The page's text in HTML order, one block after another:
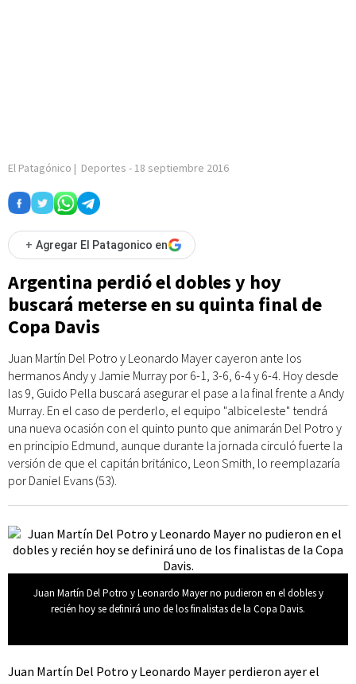
El Patagónico | Deportes - 18 septiembre 2016
+ Agregar El Patagonico en
Argentina perdió el dobles y hoy
buscará meterse en su quinta final de
Copa Davis
Juan Martín Del Potro y Leonardo Mayer cayeron ante los
hermanos Andy y Jamie Murray por 6-1, 3-6, 6-4 y 6-4. Hoy desde
las 9, Guido Pella buscará asegurar el pase a la final frente a Andy
Murray. En el caso de perderlo, el equipo "albiceleste" tendrá
una nueva ocasión con el quinto punto que animarán Del Potro y
en principio Edmund, aunque durante la jornada circuló fuerte la
versión de que el capitán británico, Leon Smith, lo reemplazaría
por Daniel Evans (53).
Juan Martín Del Potro y Leonardo Mayer no pudieron en el dobles y
recién hoy se definirá uno de los finalistas de la Copa Davis.
Juan Martín Del Potro y Leonardo Mayer perdieron ayer el